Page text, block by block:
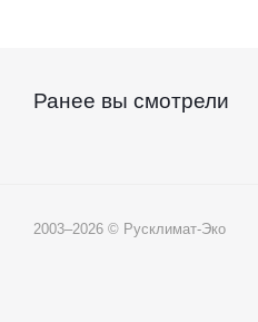
Ранее вы смотрели
2003–2026 © Русклимат-Эко